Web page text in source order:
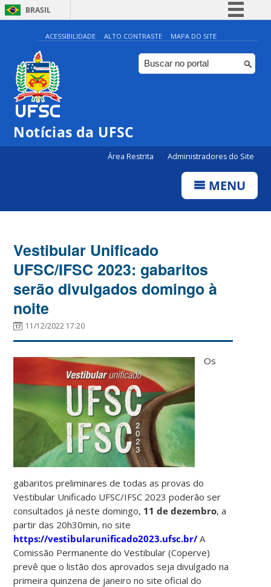
BRASIL
Simplifique!
Comunica BR
Participe
ACESSIBILIDADE ALTO CONTRASTE MAPA DO SITE
Notícias da UFSC
Área Restrita Administradores do Site
MENU
Vestibular Unificado
UFSC/IFSC 2023: gabaritos
serão divulgados domingo à
noite
11/12/2022 17:20
Os
gabaritos preliminares de todas as provas do
Vestibular Unificado UFSC/IFSC 2023 poderão ser
consultados já neste domingo, 11 de dezembro, a
partir das 20h30min, no site
https://vestibularunificado2023.ufsc.br/ A
Comissão Permanente do Vestibular (Coperve)
prevê que o listão dos aprovados seja divulgado na
primeira quinzena de janeiro no site oficial do